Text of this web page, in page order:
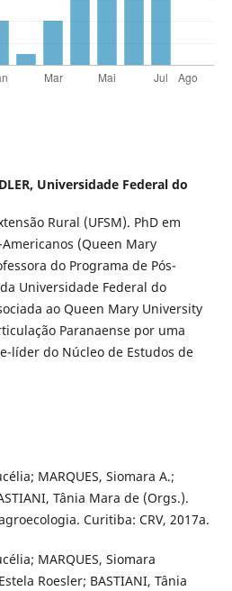
Universidade Federal do
Rural (UFSM). PhD em
(Queen Mary
do Programa de Pós-
Universidade Federal do
ao Queen Mary University
Paranaense por uma
líder do Núcleo de Estudos de
MARQUES, Siomara A.;
Tânia Mara de (Orgs.).
Curitiba: CRV, 2017a.
MARQUES, Siomara
Roesler; BASTIANI, Tânia